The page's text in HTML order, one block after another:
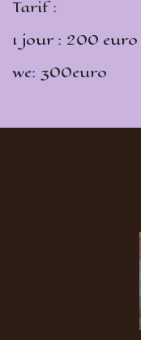
Tarif :
1 jour : 200 euro
we: 300euro